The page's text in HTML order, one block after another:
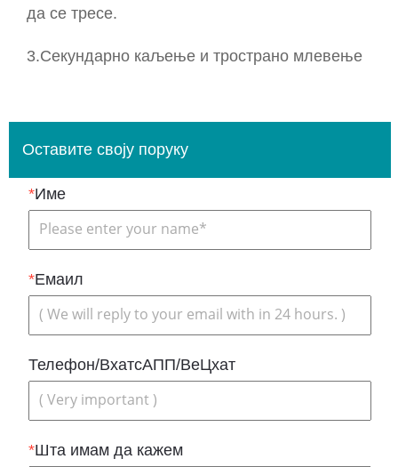
да се тресе.
3.Секундарно каљење и тространо млевење
Оставите своју поруку
*Име
*Емаил
Телефон/ВхатсАПП/ВеЦхат
*Шта имам да кажем